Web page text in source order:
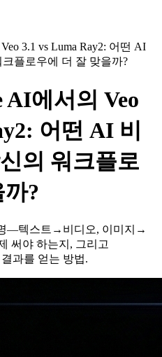
3.1 vs Luma Ray2: 어떤 AI
플로우에 더 잘 맞을까?
AI에서의 Veo
어떤 AI 비
의 워크플로
?
명—텍스트→비디오, 이미지→
써야 하는지, 그리고
과를 얻는 방법.